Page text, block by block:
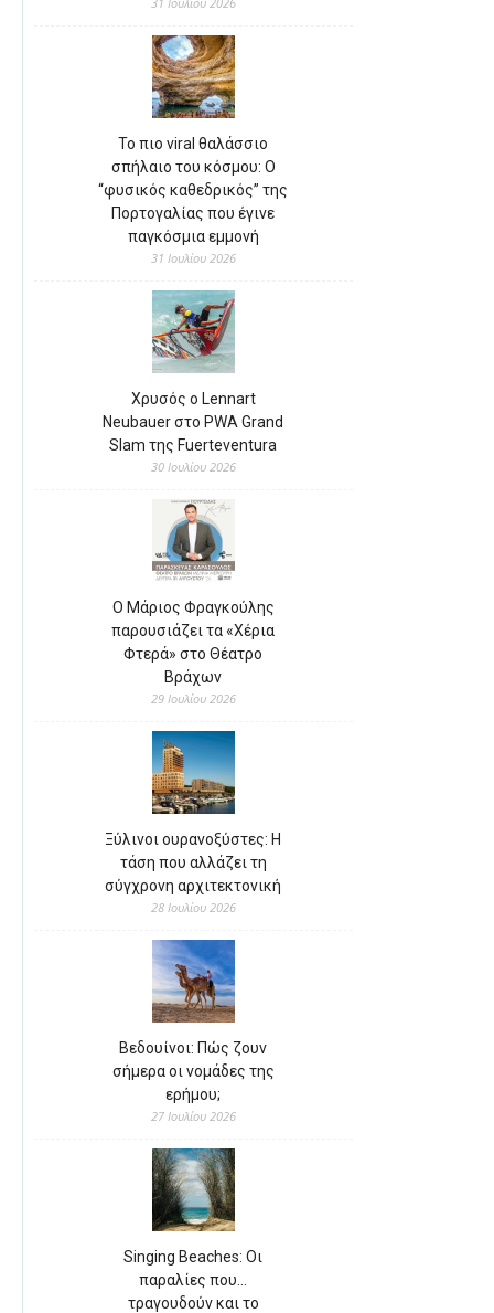
Το πιο viral θαλάσσιο
σπήλαιο του κόσμου: Ο
“φυσικός καθεδρικός” της
Πορτογαλίας που έγινε
παγκόσμια εμμονή
31 Ιουλίου 2026
Χρυσός ο Lennart
Neubauer στο PWA Grand
Slam της Fuerteventura
30 Ιουλίου 2026
Ο Μάριος Φραγκούλης
παρουσιάζει τα «Χέρια
Φτερά» στο Θέατρο
Βράχων
29 Ιουλίου 2026
Ξύλινοι ουρανοξύστες: Η
τάση που αλλάζει τη
σύγχρονη αρχιτεκτονική
28 Ιουλίου 2026
Βεδουίνοι: Πώς ζουν
σήμερα οι νομάδες της
ερήμου;
27 Ιουλίου 2026
Singing Beaches: Οι
παραλίες που…
τραγουδούν και το